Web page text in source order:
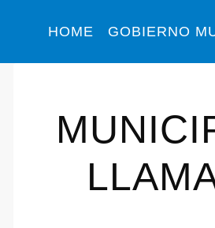
HOME GOBIERNO